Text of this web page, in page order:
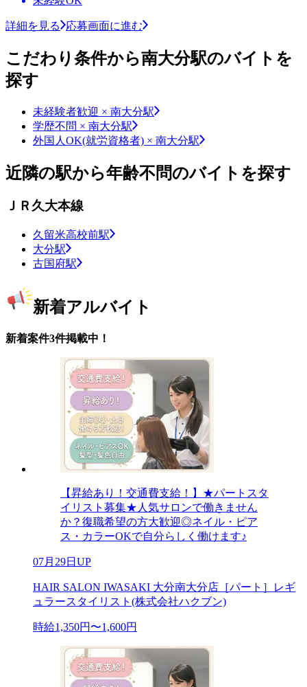
詳細を見る 応募画面に進む
こだわり条件から南大分駅のバイトを
探す
未経験者歓迎 × 南大分駅
学歴不問 × 南大分駅
外国人OK(就労資格者) × 南大分駅
近隣の駅から年齢不問のバイトを探す
ＪＲ久大本線
久留米高校前駅
大分駅
古国府駅
新着アルバイト
新着案件3件掲載中！
【昇給あり！交通費支給！】★パートスタ
イリスト募集★人気サロンで働きません
か？復職希望の方大歓迎◎ネイル・ピア
ス・カラーOKで自分らしく働けます♪
07月29日UP
HAIR SALON IWASAKI 大分南大分店［パート］レギ
ュラースタイリスト(株式会社ハクブン)
時給1,350円〜1,600円